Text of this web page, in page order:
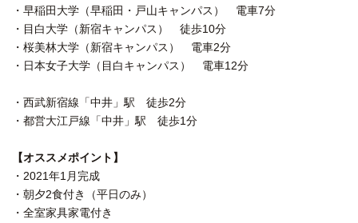
・早稲田大学（早稲田・戸山キャンパス） 電車7分
・目白大学（新宿キャンパス） 徒歩10分
・桜美林大学（新宿キャンパス） 電車2分
・日本女子大学（目白キャンパス） 電車12分
・西武新宿線「中井」駅 徒歩2分
・都営大江戸線「中井」駅 徒歩1分
【オススメポイント】
・2021年1月完成
・朝夕2食付き（平日のみ）
・全室家具家電付き